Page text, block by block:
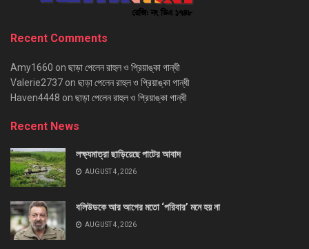
Recent Comments
Amy1660 on ছাড়া পেলেন রাহুল ও প্রিয়াঙ্কা গান্ধী
Valerie2737 on ছাড়া পেলেন রাহুল ও প্রিয়াঙ্কা গান্ধী
Haven4448 on ছাড়া পেলেন রাহুল ও প্রিয়াঙ্কা গান্ধী
Recent News
লক্ষ্যমাত্রা ছাড়িয়েছে পাটের আবাদ
AUGUST 4, 2026
বলিউডকে আর আগের মতো ‘পরিবার’ মনে হয় না
AUGUST 4, 2026